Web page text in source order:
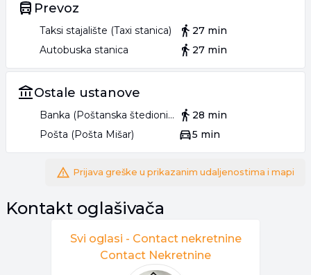
Prevoz
Taksi stajalište (Taxi stanica)
27 min
Autobuska stanica
27 min
Ostale ustanove
Banka (Poštanska štedionica)
28 min
Pošta (Pošta Mišar)
5 min
Prijava greške u prikazanim udaljenostima i mapi
Kontakt oglašivača
Svi oglasi - Contact nekretnine
Contact Nekretnine